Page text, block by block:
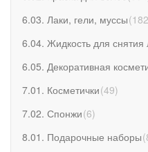
6.03. Лаки, гели, муссы(182
6.04. Жидкость для снятия
6.05. Декоративная
7.01. Косметички(49)
7.02. Спонжи(6)
8.01. Подарочные наборы(